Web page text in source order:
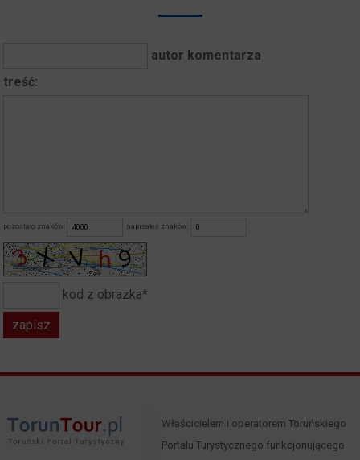
autor komentarza
treść:
pozostało znaków: napisałeś znaków:
kod z obrazka*
Właścicielem i operatorem Toruńskiego
Portalu Turystycznego funkcjonującego